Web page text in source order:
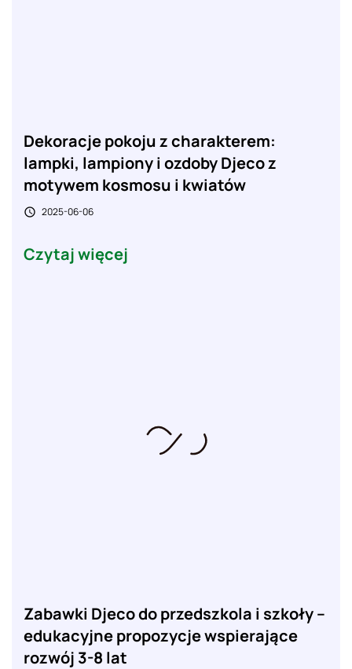
Dekoracje pokoju z charakterem:
lampki, lampiony i ozdoby Djeco z
motywem kosmosu i kwiatów
 2025-06-06
Czytaj więcej
Zabawki Djeco do przedszkola i szkoły –
edukacyjne propozycje wspierające
rozwój 3-8 lat